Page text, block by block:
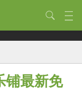
铺最新免